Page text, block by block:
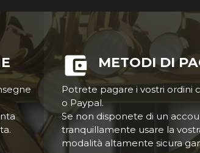
METODI DI
Potrete pagare i vostri ordini
o Paypal.
Se non disponete di un
tranquillamente usare la
modalità altamente sicura